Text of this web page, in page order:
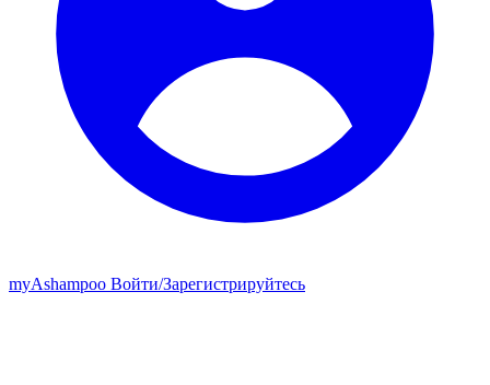
myAshampoo Войти/Зарегистрируйтесь